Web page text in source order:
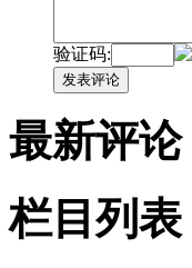
验证码:
发表评论
最新评论
栏目列表